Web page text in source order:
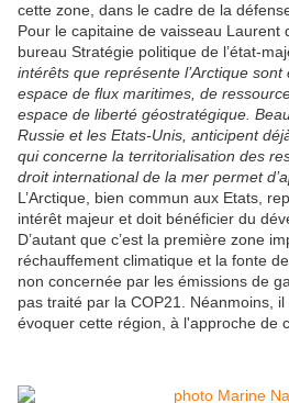
cette zone, dans le cadre de la
Pour le capitaine de vaisseau Laurent
bureau Stratégie politique de l’état-
intérêts que représente l’Arctique sont
espace de flux maritimes, de
espace de liberté géostratégique.
Russie et les Etats-Unis, anticipent
qui concerne la territorialisation des
droit international de la mer permet
L’Arctique, bien commun aux Etats,
intérêt majeur et doit bénéficier du
D’autant que c’est la première zone
réchauffement climatique et la fonte
non concernée par les émissions de
pas traité par la COP21. Néanmoins,
évoquer cette région, à l'approche de